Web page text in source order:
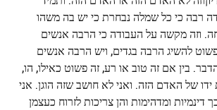
רבה כי כל שמלה נבחרת כי יש בה משהו
וזה מקשה על העבודה כי הרבה אנשים
להשיג הרבה בגדים, ויש הרבה אנשים
בין אם זה טוב או רע, זה פשוט כאילו, הו,
של האדם הזה. ואני לא חושב שזה הוגן. אני
ומדהימות והן צריכות לזרוח כעצמן